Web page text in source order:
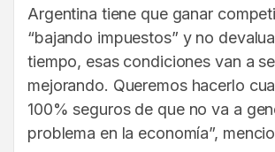
Argentina tiene que ganar
“bajando impuestos” y no
tiempo, esas condiciones van a
mejorando. Queremos hacerlo
100% seguros de que no va a
problema en la economía”,